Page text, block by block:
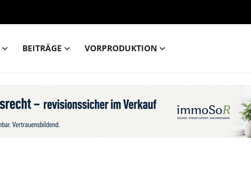
BEITRÄGE VORPRODUKTION